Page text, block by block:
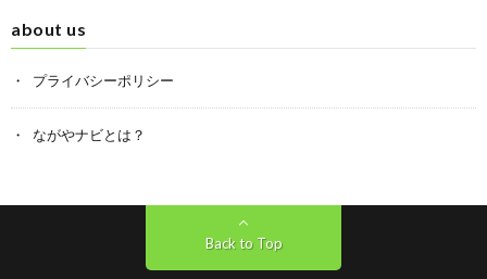
about us
プライバシーポリシー
ながやナビとは？
Back to Top